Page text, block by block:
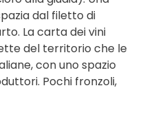
dal filetto di
La carta dei vini
del territorio che le
con uno spazio
Pochi fronzoli,